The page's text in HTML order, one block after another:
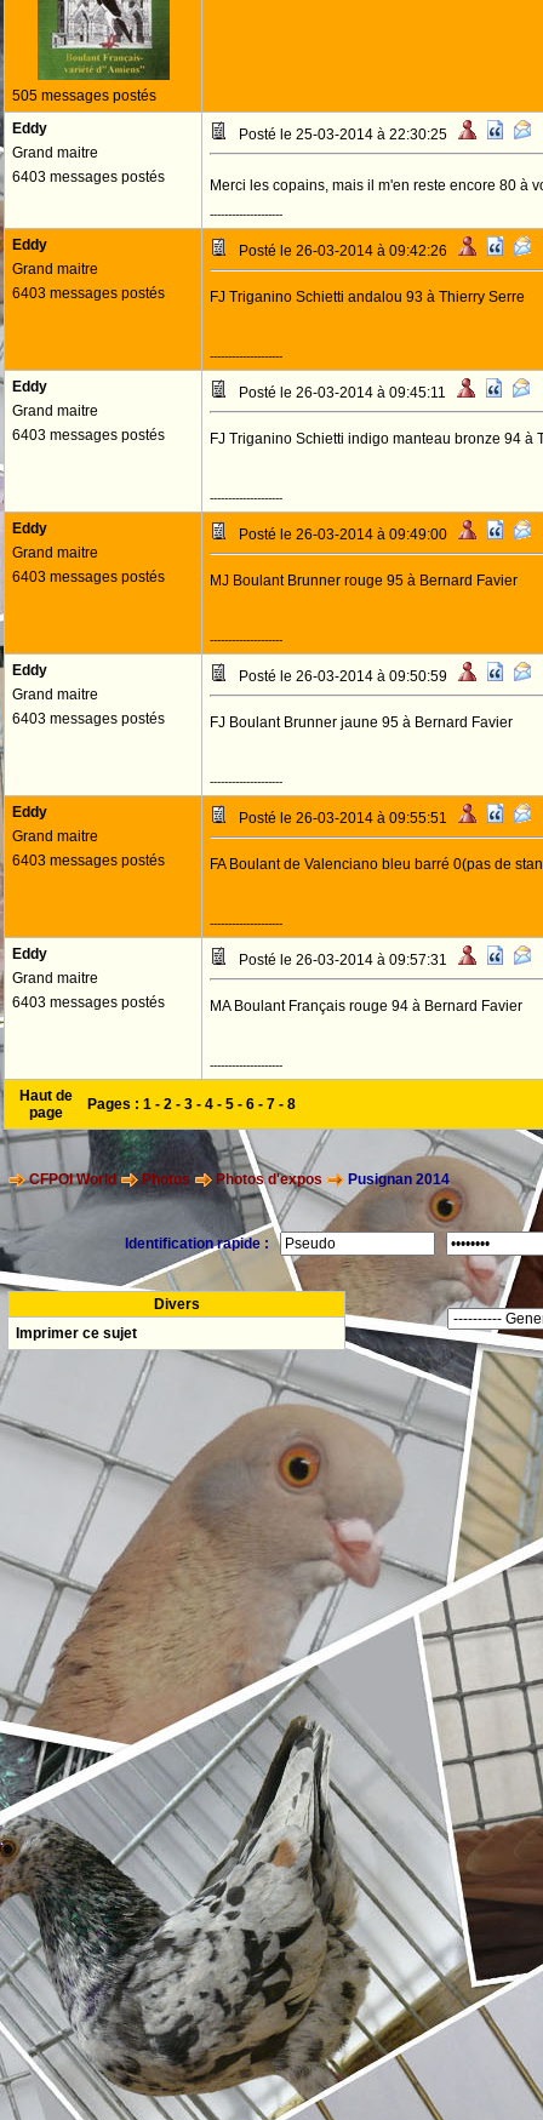
505 messages postés
Eddy
Grand maitre
6403 messages postés
Posté le 25-03-2014 à 22:30:25
Merci les copains, mais il m'en reste encore 80 à
--------------------
Eddy
Grand maitre
6403 messages postés
Posté le 26-03-2014 à 09:42:26
FJ Triganino Schietti andalou 93 à Thierry Serre
--------------------
Eddy
Grand maitre
6403 messages postés
Posté le 26-03-2014 à 09:45:11
FJ Triganino Schietti indigo manteau bronze 94 à
--------------------
Eddy
Grand maitre
6403 messages postés
Posté le 26-03-2014 à 09:49:00
MJ Boulant Brunner rouge 95 à Bernard Favier
--------------------
Eddy
Grand maitre
6403 messages postés
Posté le 26-03-2014 à 09:50:59
FJ Boulant Brunner jaune 95 à Bernard Favier
--------------------
Eddy
Grand maitre
6403 messages postés
Posté le 26-03-2014 à 09:55:51
FA Boulant de Valenciano bleu barré 0(pas de
--------------------
Eddy
Grand maitre
6403 messages postés
Posté le 26-03-2014 à 09:57:31
MA Boulant Français rouge 94 à Bernard Favier
--------------------
Haut de
page
Pages : 1 - 2 - 3 - 4 - 5 - 6 - 7 - 8
CFPOI World Photos Photos d'expos Pusignan 2014
Identification rapide :
Divers
Imprimer ce sujet